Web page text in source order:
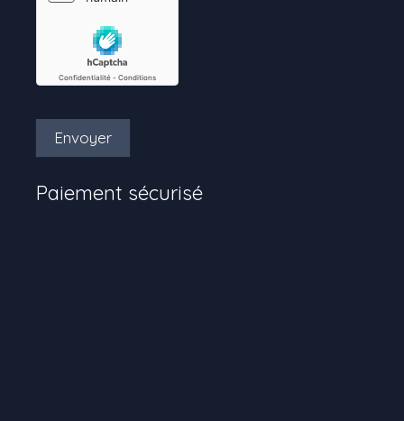
Envoyer
Paiement sécurisé